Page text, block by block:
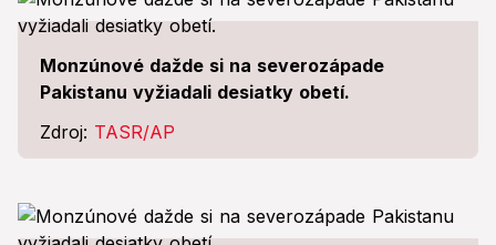
Monzúnové dažde si na severozápade
Pakistanu vyžiadali desiatky obetí.
Zdroj: TASR/AP